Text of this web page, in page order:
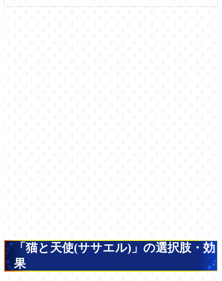
「猫と天使(ササエル)」の選択肢・効
果